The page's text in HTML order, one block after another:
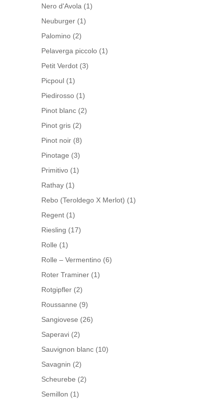
Nero d'Avola (1)
Neuburger (1)
Palomino (2)
Pelaverga piccolo (1)
Petit Verdot (3)
Picpoul (1)
Piedirosso (1)
Pinot blanc (2)
Pinot gris (2)
Pinot noir (8)
Pinotage (3)
Primitivo (1)
Rathay (1)
Rebo (Teroldego X Merlot) (1)
Regent (1)
Riesling (17)
Rolle (1)
Rolle – Vermentino (6)
Roter Traminer (1)
Rotgipfler (2)
Roussanne (9)
Sangiovese (26)
Saperavi (2)
Sauvignon blanc (10)
Savagnin (2)
Scheurebe (2)
Semillon (1)